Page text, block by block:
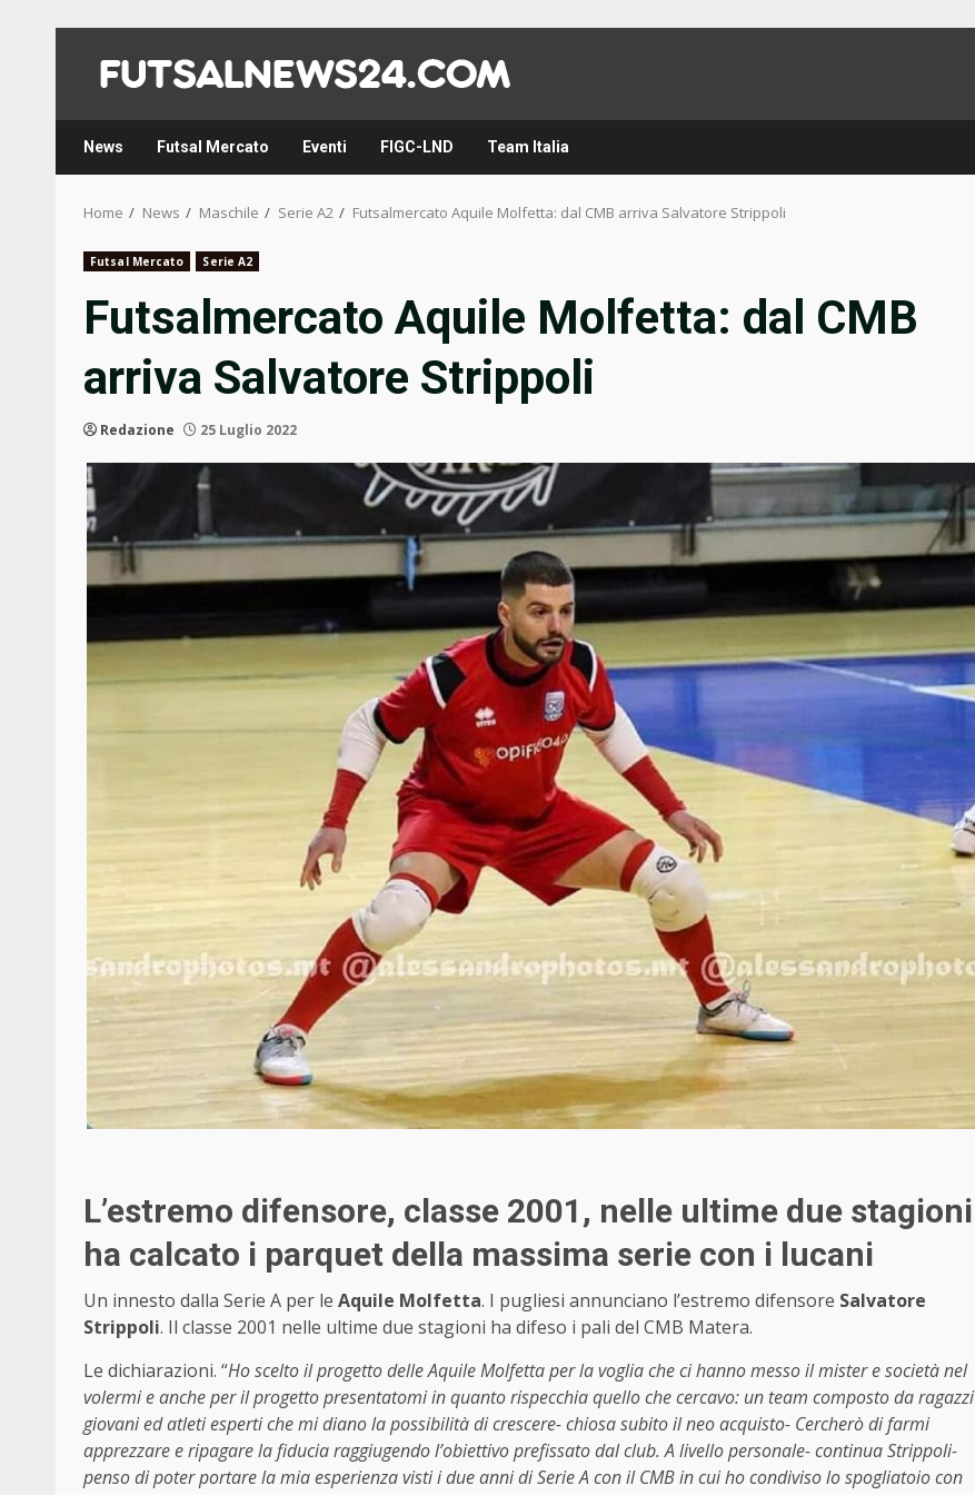
content
News Futsal Mercato Eventi FIGC-LND Team Italia
Home News Maschile Serie A2 Futsalmercato Aquile Molfetta: dal CMB arriva Salvatore Strippoli
Futsal Mercato Serie A2
Futsalmercato Aquile Molfetta: dal CMB
arriva Salvatore Strippoli
Redazione 25 Luglio 2022
L’estremo difensore, classe 2001, nelle ultime due stagioni
ha calcato i parquet della massima serie con i lucani
Un innesto dalla Serie A per le Aquile Molfetta. I pugliesi annunciano l’estremo difensore Salvatore
Strippoli. Il classe 2001 nelle ultime due stagioni ha difeso i pali del CMB Matera.
Le dichiarazioni. “Ho scelto il progetto delle Aquile Molfetta per la voglia che ci hanno messo il mister e società nel
volermi e anche per il progetto presentatomi in quanto rispecchia quello che cercavo: un team composto da ragazzi
giovani ed atleti esperti che mi diano la possibilità di crescere- chiosa subito il neo acquisto- Cercherò di farmi
apprezzare e ripagare la fiducia raggiugendo l’obiettivo prefissato dal club. A livello personale- continua Strippoli-
penso di poter portare la mia esperienza visti i due anni di Serie A con il CMB in cui ho condiviso lo spogliatoio con